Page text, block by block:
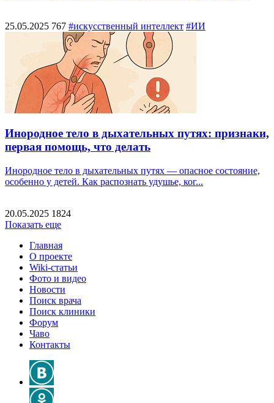
25.05.2025 767 #искусственный интеллект #ИИ
Инородное тело в дыхательных путях: признаки,
первая помощь, что делать
Инородное тело в дыхательных путях — опасное состояние,
особенно у детей. Как распознать удушье, ког...
20.05.2025 1824
Показать еще
Главная
О проекте
Wiki-статьи
Фото и видео
Новости
Поиск врача
Поиск клиники
Форум
Чаво
Контакты